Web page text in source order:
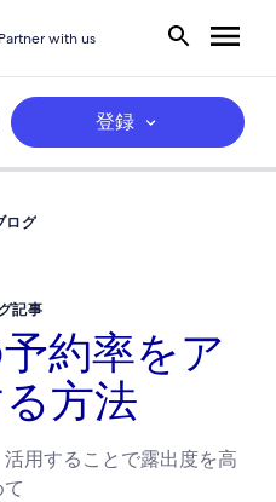
Partner with us
登録
ログ
記事
約率をア
方法
用することで露出度を高